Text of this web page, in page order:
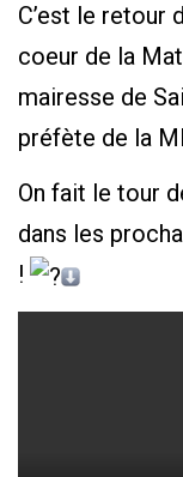
C’est le retour
coeur de la
mairesse de
préfète de la
On fait le tour
dans les
!